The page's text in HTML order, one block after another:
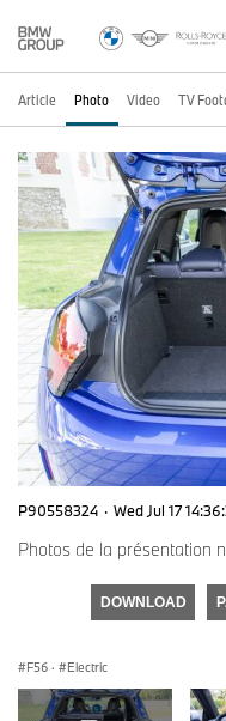
Article Photo Video TV
P90558324 · Wed Jul 17
Photos de la présentation
DOWNLOAD
F56 · Electric